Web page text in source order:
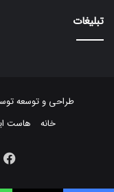
تبلیغات
طراحی و توسعه
خانه
هاست